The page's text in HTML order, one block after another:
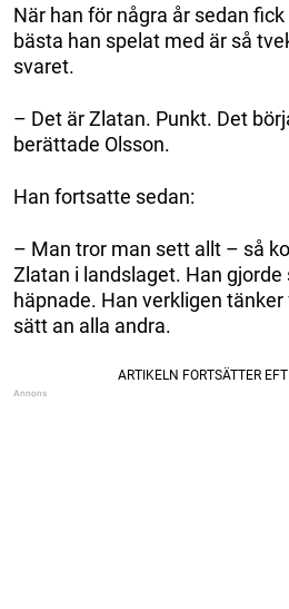
När han för några år sedan
bästa han spelat med är så
svaret.
– Det är Zlatan. Punkt. Det
berättade Olsson.
Han fortsatte sedan:
– Man tror man sett allt – så
Zlatan i landslaget. Han gjorde
häpnade. Han verkligen
sätt an alla andra.